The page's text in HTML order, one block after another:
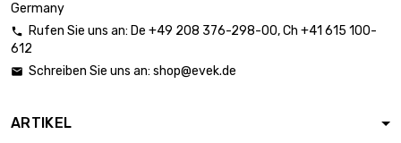
Dicke/Stärke : 1mm
11,08 €
Germany
 Rufen Sie uns an: De +49 208 376-298-00, Ch +41 615 100-
612
 Schreiben Sie uns an: shop@evek.de
ARTIKEL